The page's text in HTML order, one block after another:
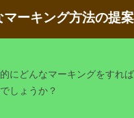
ーキング方法の提案
にどんなマーキングをすれ
しょうか？